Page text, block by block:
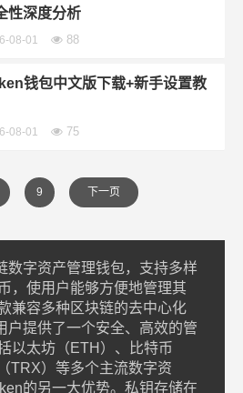
性深度分析
08-01 88
钱包中文版下载+新手设置教
08-01 75
9 下一页
数字资产管理钱包，支持多样
，使用户能够方便地管理其
兼容多种区块链的去中心化
户提供了一个安全、高效的管
以太坊（ETH）、比特币
TRX）等多个主流数字资
的另一大优势。私钥存储在